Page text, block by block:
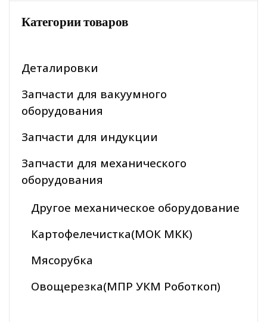
Категории товаров
Деталировки
Запчасти для вакуумного
оборудования
Запчасти для индукции
Запчасти для механического
оборудования
Другое механическое оборудование
Картофелечистка(МОК МКК)
Мясорубка
Овощерезка(МПР УКМ Роботкоп)